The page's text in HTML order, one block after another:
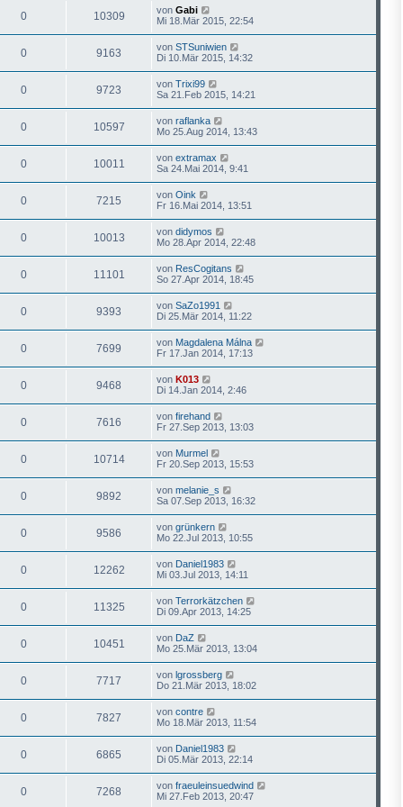
0 10309 von Gabi
Mi 18.Mär 2015, 22:54
0 9163 von STSuniwien
Di 10.Mär 2015, 14:32
0 9723 von Trixi99
Sa 21.Feb 2015, 14:21
0 10597 von raflanka
Mo 25.Aug 2014, 13:43
0 10011 von extramax
Sa 24.Mai 2014, 9:41
0 7215 von Oink
Fr 16.Mai 2014, 13:51
0 10013 von didymos
Mo 28.Apr 2014, 22:48
0 11101 von ResCogitans
So 27.Apr 2014, 18:45
0 9393 von SaZo1991
Di 25.Mär 2014, 11:22
0 7699 von Magdalena Málna
Fr 17.Jan 2014, 17:13
0 9468 von K013
Di 14.Jan 2014, 2:46
0 7616 von firehand
Fr 27.Sep 2013, 13:03
0 10714 von Murmel
Fr 20.Sep 2013, 15:53
0 9892 von melanie_s
Sa 07.Sep 2013, 16:32
0 9586 von grünkern
Mo 22.Jul 2013, 10:55
0 12262 von Daniel1983
Mi 03.Jul 2013, 14:11
0 11325 von Terrorkätzchen
Di 09.Apr 2013, 14:25
0 10451 von DaZ
Mo 25.Mär 2013, 13:04
0 7717 von lgrossberg
Do 21.Mär 2013, 18:02
0 7827 von contre
Mo 18.Mär 2013, 11:54
0 6865 von Daniel1983
Di 05.Mär 2013, 22:14
0 7268 von fraeuleinsuedwind
Mi 27.Feb 2013, 20:47